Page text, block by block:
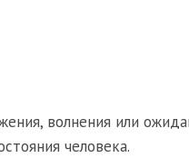
волнения или
человека.